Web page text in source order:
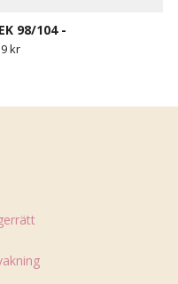
98/104 -
kr